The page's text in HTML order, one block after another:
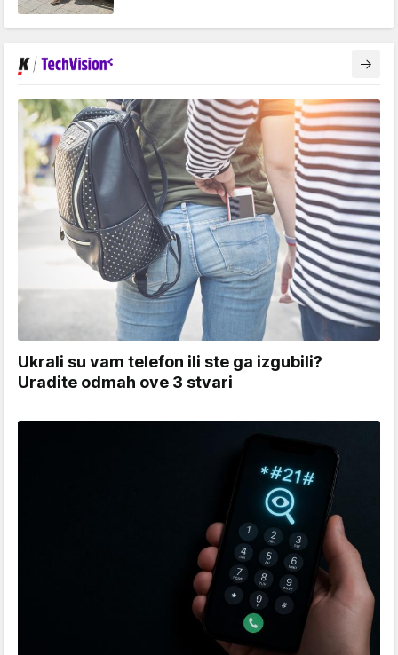
Ukrali su vam telefon ili ste ga izgubili?
Uradite odmah ove 3 stvari